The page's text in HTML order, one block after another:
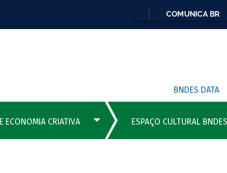
COMUNICA BR
BNDES DATA